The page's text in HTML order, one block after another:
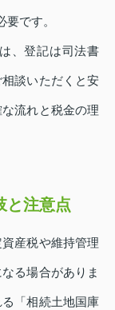
です。
、登記は司法書
談いただくと安
流れと税金の理
と注意点
産税や維持管理
る場合がありま
「相続土地国庫